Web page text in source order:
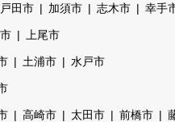
戸田市 加須市 志木市 幸手
上尾市
土浦市 水戸市
高崎市 太田市 前橋市